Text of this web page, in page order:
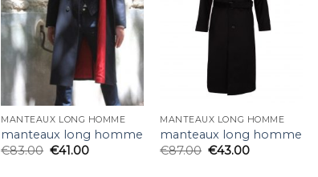
MANTEAUX LONG HOMME
manteaux long homme
€83.00 €41.00
MANTEAUX LONG HOMME
manteaux long homme
€87.00 €43.00